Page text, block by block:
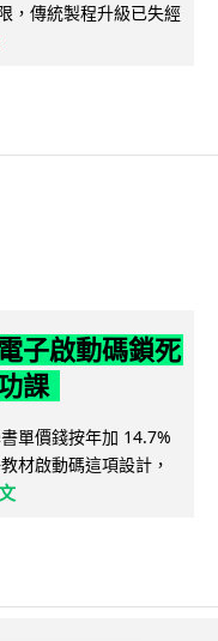
，傳統製程升級已失經
子啟動碼鎖死
課
單價錢按年加 14.7%
材啟動碼這項設計，